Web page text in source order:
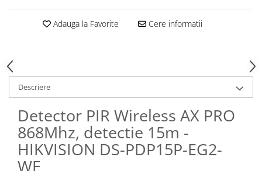
Adauga la Favorite Cere informatii
Descriere
Detector PIR Wireless AX PRO
868Mhz, detectie 15m -
HIKVISION DS-PDP15P-EG2-
WE